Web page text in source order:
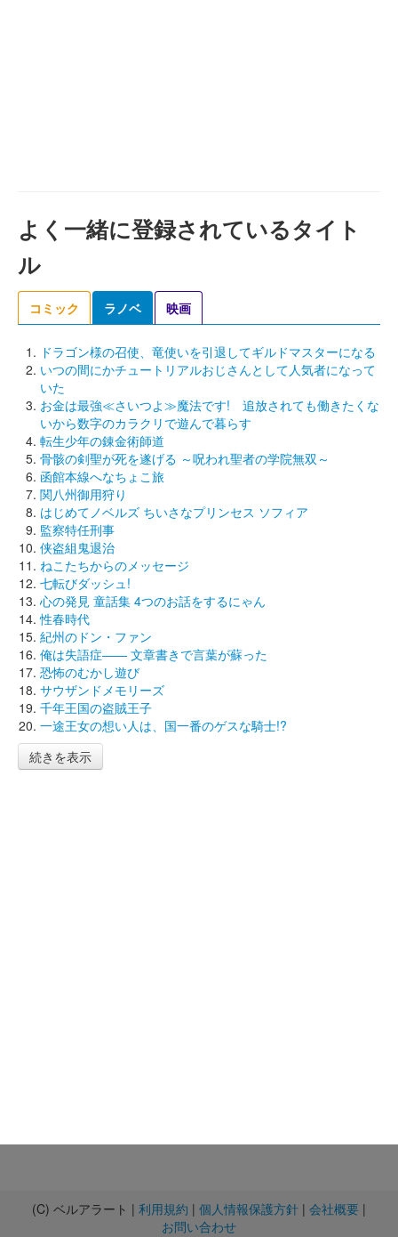
よく一緒に登録されているタイト
ル
コミック ラノベ 映画
ドラゴン様の召使、竜使いを引退してギルドマスターになる
いつの間にかチュートリアルおじさんとして人気者になって
いた
お金は最強≪さいつよ≫魔法です! 追放されても働きたくな
いから数字のカラクリで遊んで暮らす
転生少年の錬金術師道
骨骸の剣聖が死を遂げる ～呪われ聖者の学院無双～
函館本線へなちょこ旅
関八州御用狩り
はじめてノベルズ ちいさなプリンセス ソフィア
監察特任刑事
侠盗組鬼退治
ねこたちからのメッセージ
七転びダッシュ!
心の発見 童話集 4つのお話をするにゃん
性春時代
紀州のドン・ファン
俺は失語症―― 文章書きで言葉が蘇った
恐怖のむかし遊び
サウザンドメモリーズ
千年王国の盗賊王子
一途王女の想い人は、国一番のゲスな騎士!?
続きを表示
(C) ベルアラート | 利用規約 | 個人情報保護方針 | 会社概要 |
お問い合わせ